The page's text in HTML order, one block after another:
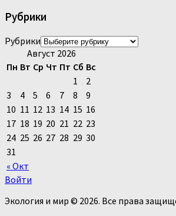
Рубрики
Рубрики
Август 2026
Пн Вт Ср Чт Пт Сб Вс
« Окт
1
2
3
4 5 6 7 8
9
10 11 12 13 14 15 16
17 18 19 20 21 22 23
24 25 26 27 28 29 30
31
Войти
Экология и мир © 2026. Все права